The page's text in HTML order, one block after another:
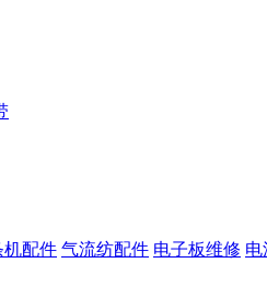
机配件 气流纺配件 电子板维修 电